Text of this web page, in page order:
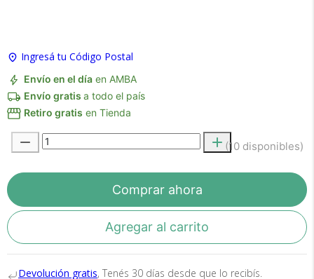
Ingresá tu Código Postal
Envío en el día en AMBA
Envío gratis a todo el país
Retiro gratis en Tienda
(10 disponibles)
Comprar ahora
Agregar al carrito
Devolución gratis, Tenés 30 días desde que lo recibís.
te devolvemos tu dinero.
En Bidcom te aseguramos recibir el producto
dinero!